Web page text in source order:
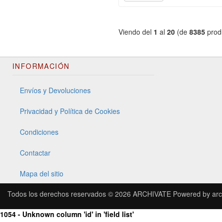
Viendo del 1 al 20 (de 8385
INFORMACIÓN
Envíos y Devoluciones
Privacidad y Política de Cookies
Condiciones
Contactar
Mapa del sitio
Todos los derechos reservados © 2026 ARCHIVATE Powered by
1054 - Unknown column 'id' in 'field list'